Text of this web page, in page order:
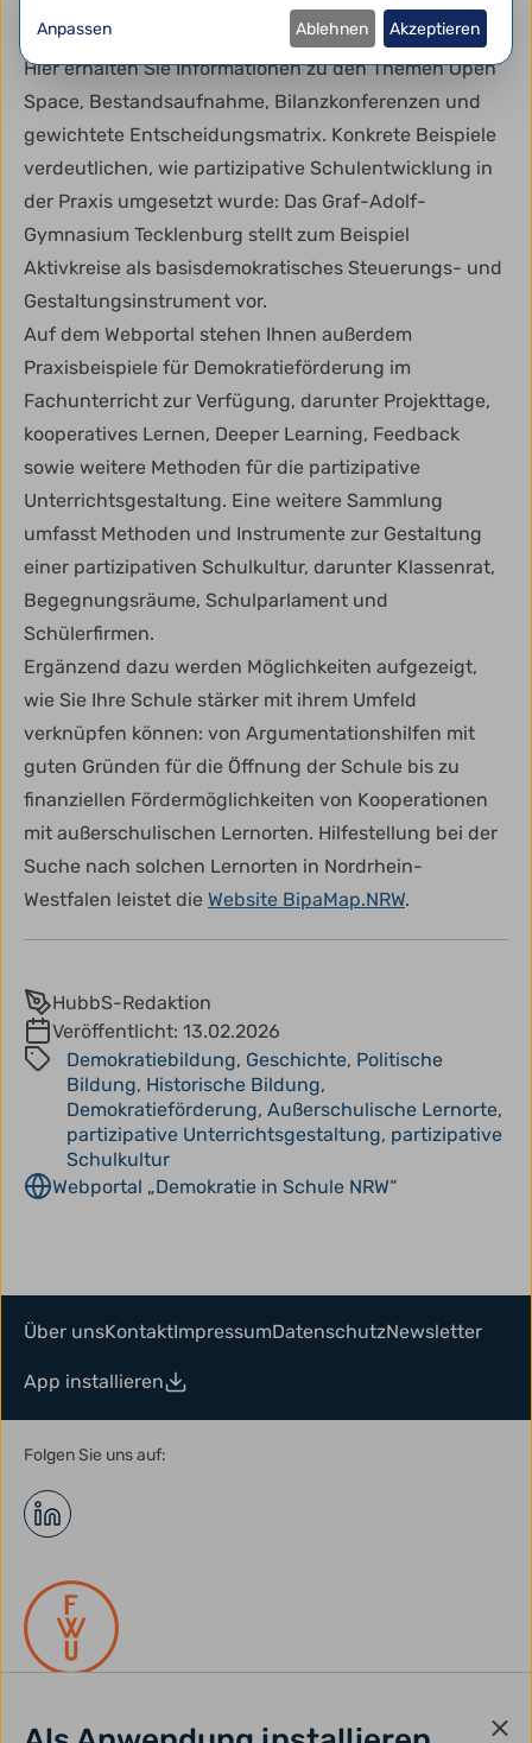
bewährte Methoden sowie Instrumente vorgestellt.
Hier erhalten Sie Informationen zu den Themen Open
Space, Bestandsaufnahme, Bilanzkonferenzen und
gewichtete Entscheidungsmatrix. Konkrete Beispiele
verdeutlichen, wie partizipative Schulentwicklung in
der Praxis umgesetzt wurde: Das Graf-Adolf-
Gymnasium Tecklenburg stellt zum Beispiel
Aktivkreise als basisdemokratisches Steuerungs- und
Gestaltungsinstrument vor.
Auf dem Webportal stehen Ihnen außerdem
Praxisbeispiele für Demokratieförderung im
Fachunterricht zur Verfügung, darunter Projekttage,
kooperatives Lernen, Deeper Learning, Feedback
sowie weitere Methoden für die partizipative
Unterrichtsgestaltung. Eine weitere Sammlung
umfasst Methoden und Instrumente zur Gestaltung
einer partizipativen Schulkultur, darunter Klassenrat,
Begegnungsräume, Schulparlament und
Schülerfirmen.
Ergänzend dazu werden Möglichkeiten aufgezeigt,
wie Sie Ihre Schule stärker mit ihrem Umfeld
verknüpfen können: von Argumentationshilfen mit
guten Gründen für die Öffnung der Schule bis zu
finanziellen Fördermöglichkeiten von Kooperationen
mit außerschulischen Lernorten. Hilfestellung bei der
Suche nach solchen Lernorten in Nordrhein-
Westfalen leistet die Website BipaMap.NRW.
HubbS-Redaktion
Veröffentlicht: 13.02.2026
Demokratiebildung, Geschichte, Politische
Bildung, Historische Bildung,
Demokratieförderung, Außerschulische Lernorte,
partizipative Unterrichtsgestaltung, partizipative
Schulkultur
Webportal „Demokratie in Schule NRW“
Über unsKontaktImpressumDatenschutzNewsletter
App installieren
Folgen Sie uns auf:
Anpassen Ablehnen Akzeptieren